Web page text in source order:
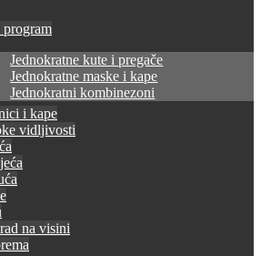
program
Jednokratne kute i pregače
Jednokratne maske i kape
Jednokratni kombinezoni
i kape
vidljivosti
na visini